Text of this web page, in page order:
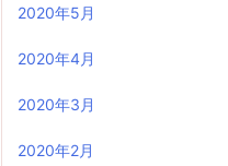
2020年5月
2020年4月
2020年3月
2020年2月